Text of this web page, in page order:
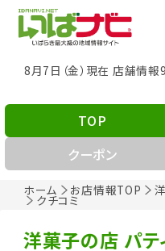
8月7日（金）現在 店舗情
ホーム お店情報TOP
クチコミ
TOP
クーポン
洋菓子の店 パテ